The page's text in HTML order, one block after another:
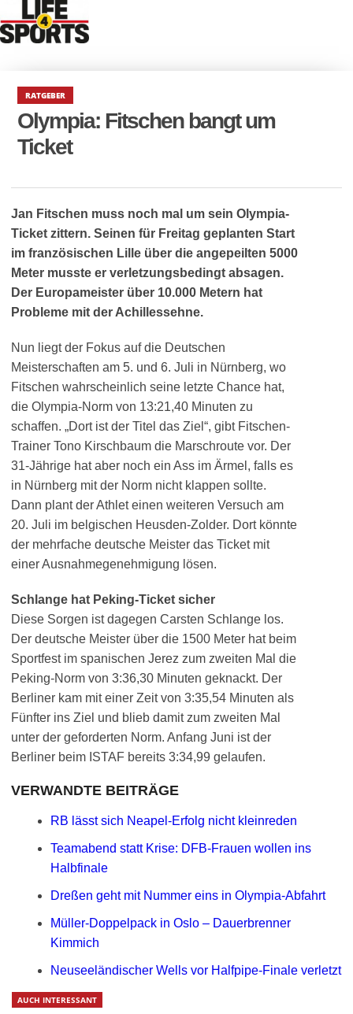
RATGEBER
Olympia: Fitschen bangt um
Ticket
Jan Fitschen muss noch mal um sein Olympia-
Ticket zittern. Seinen für Freitag geplanten Start
im französischen Lille über die angepeilten 5000
Meter musste er verletzungsbedingt absagen.
Der Europameister über 10.000 Metern hat
Probleme mit der Achillessehne.
Nun liegt der Fokus auf die Deutschen
Meisterschaften am 5. und 6. Juli in Nürnberg, wo
Fitschen wahrscheinlich seine letzte Chance hat,
die Olympia-Norm von 13:21,40 Minuten zu
schaffen. „Dort ist der Titel das Ziel“, gibt Fitschen-
Trainer Tono Kirschbaum die Marschroute vor. Der
31-Jährige hat aber noch ein Ass im Ärmel, falls es
in Nürnberg mit der Norm nicht klappen sollte.
Dann plant der Athlet einen weiteren Versuch am
20. Juli im belgischen Heusden-Zolder. Dort könnte
der mehrfache deutsche Meister das Ticket mit
einer Ausnahmegenehmigung lösen.
Schlange hat Peking-Ticket sicher
Diese Sorgen ist dagegen Carsten Schlange los.
Der deutsche Meister über die 1500 Meter hat beim
Sportfest im spanischen Jerez zum zweiten Mal die
Peking-Norm von 3:36,30 Minuten geknackt. Der
Berliner kam mit einer Zeit von 3:35,54 Minuten als
Fünfter ins Ziel und blieb damit zum zweiten Mal
unter der geforderten Norm. Anfang Juni ist der
Berliner beim ISTAF bereits 3:34,99 gelaufen.
VERWANDTE BEITRÄGE
RB lässt sich Neapel-Erfolg nicht kleinreden
Teamabend statt Krise: DFB-Frauen wollen ins
Halbfinale
Dreßen geht mit Nummer eins in Olympia-Abfahrt
Müller-Doppelpack in Oslo – Dauerbrenner
Kimmich
Neuseeländischer Wells vor Halfpipe-Finale verletzt
AUCH INTERESSANT